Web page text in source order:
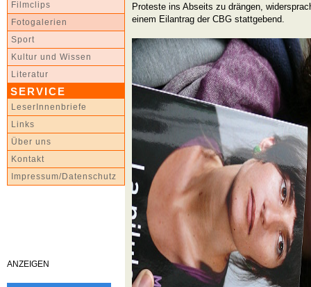
Filmclips
Fotogalerien
Sport
Kultur und Wissen
Literatur
SERVICE
LeserInnenbriefe
Links
Über uns
Kontakt
Impressum/Datenschutz
ANZEIGEN
Proteste ins Abseits zu drängen,
einem Eilantrag der CBG stattgebend.